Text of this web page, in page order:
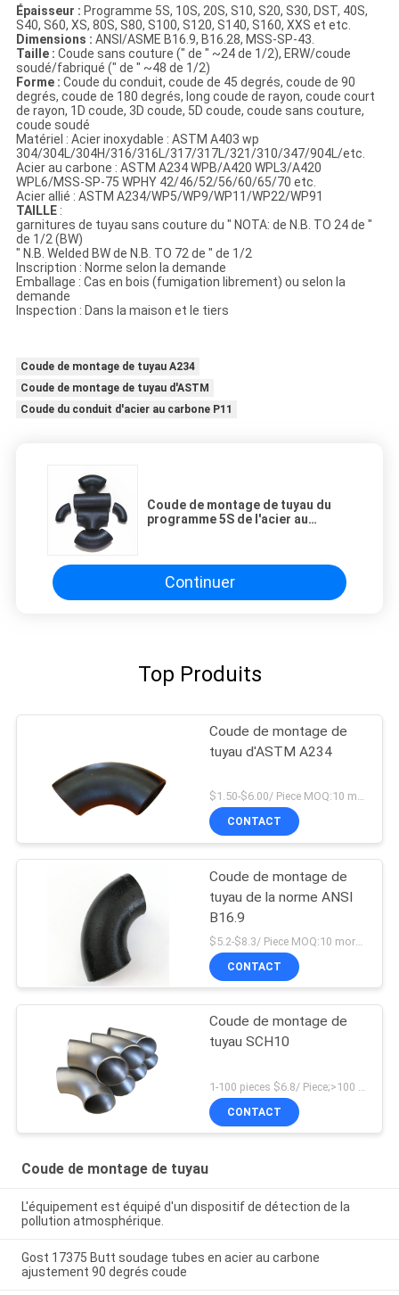
Épaisseur : Programme 5S, 10S, 20S, S10, S20, S30, DST, 40S,
S40, S60, XS, 80S, S80, S100, S120, S140, S160, XXS et etc.
Dimensions : ANSI/ASME B16.9, B16.28, MSS-SP-43.
Taille : Coude sans couture (″ de ″ ~24 de 1/2), ERW/coude
soudé/fabriqué (″ de ″ ~48 de 1/2)
Forme : Coude du conduit, coude de 45 degrés, coude de 90
degrés, coude de 180 degrés, long coude de rayon, coude court
de rayon, 1D coude, 3D coude, 5D coude, coude sans couture,
coude soudé
Matériel : Acier inoxydable : ASTM A403 wp
304/304L/304H/316/316L/317/317L/321/310/347/904L/etc.
Acier au carbone : ASTM A234 WPB/A420 WPL3/A420
WPL6/MSS-SP-75 WPHY 42/46/52/56/60/65/70 etc.
Acier allié : ASTM A234/WP5/WP9/WP11/WP22/WP91
TAILLE:
garnitures de tuyau sans couture du ″ NOTA: de N.B. TO 24 de ″
de 1/2 (BW)
″ N.B. Welded BW de N.B. TO 72 de ″ de 1/2
Inscription : Norme selon la demande
Emballage : Cas en bois (fumigation librement) ou selon la
demande
Inspection : Dans la maison et le tiers
Coude de montage de tuyau A234
Coude de montage de tuyau d'ASTM
Coude du conduit d'acier au carbone P11
Coude de montage de tuyau du
programme 5S de l'acier au
Continuer
Top Produits
Coude de montage de
tuyau d'ASTM A234
$1.50-$6.00/ Piece MOQ:10 morceaux
CONTACT
Coude de montage de
tuyau de la norme ANSI
B16.9
$5.2-$8.3/ Piece MOQ:10 morceaux
CONTACT
Coude de montage de
tuyau SCH10
1-100 pieces $6.8/ Piece;>100 pieces $4.9/ Piece MOQ:1 morceau
CONTACT
Coude de montage de tuyau
L'équipement est équipé d'un dispositif de détection de la
pollution atmosphérique.
Gost 17375 Butt soudage tubes en acier au carbone
ajustement 90 degrés coude